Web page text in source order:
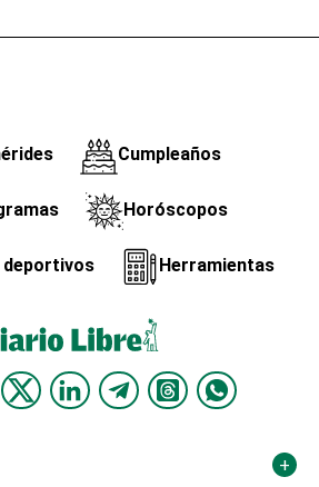
Cumpleaños
Horóscopos
Herramientas